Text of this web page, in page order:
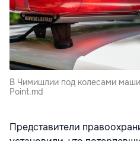
В Чимишлии под колесами
Point.md
Представители